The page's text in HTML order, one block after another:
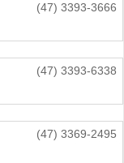
(47) 3393-3666
(47) 3393-6338
(47) 3369-2495